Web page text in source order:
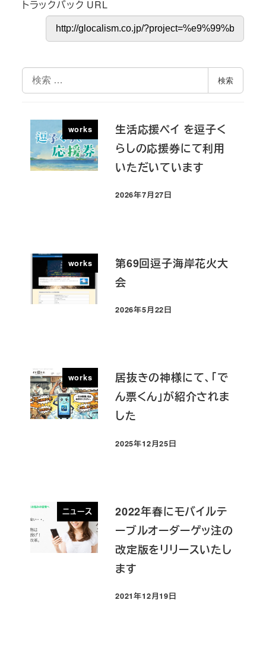
トラックバック URL
索
検索
works
生活応援ペイ を逗子く
らしの応援券にて利用
いただいています
投稿日
2026年7月27日
works
第69回逗子海岸花火大
会
投稿日
2026年5月22日
works
居抜きの神様にて、「で
ん票くん」が紹介されま
した
投稿日
2025年12月25日
ニュース
2022年春にモバイルテ
ーブルオーダーゲッ注の
改定版をリリースいたし
ます
投稿日
2021年12月19日